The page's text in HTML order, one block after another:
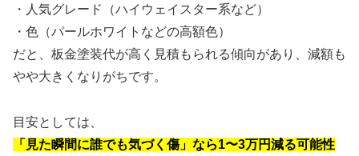
・人気グレード（ハイウェイスター系など）
・色（パールホワイトなどの高額色）
だと、板金塗装代が高く見積もられる傾向があり、減額も
やや大きくなりがちです。
目安としては、
「見た瞬間に誰でも気づく傷」なら1〜3万円減る可能性